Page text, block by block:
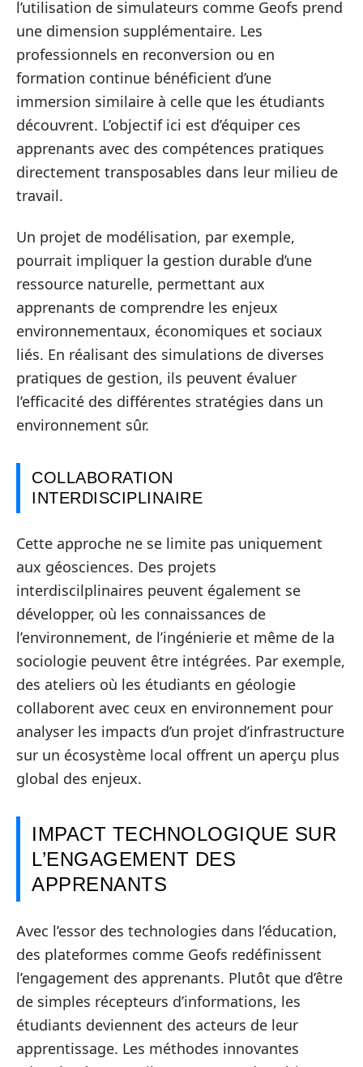
l’utilisation de simulateurs comme Geofs prend
une dimension supplémentaire. Les
professionnels en reconversion ou en
formation continue bénéficient d’une
immersion similaire à celle que les étudiants
découvrent. L’objectif ici est d’équiper ces
apprenants avec des compétences pratiques
directement transposables dans leur milieu de
travail.
Un projet de modélisation, par exemple,
pourrait impliquer la gestion durable d’une
ressource naturelle, permettant aux
apprenants de comprendre les enjeux
environnementaux, économiques et sociaux
liés. En réalisant des simulations de diverses
pratiques de gestion, ils peuvent évaluer
l’efficacité des différentes stratégies dans un
environnement sûr.
COLLABORATION
INTERDISCIPLINAIRE
Cette approche ne se limite pas uniquement
aux géosciences. Des projets
interdiscilplinaires peuvent également se
développer, où les connaissances de
l’environnement, de l’ingénierie et même de la
sociologie peuvent être intégrées. Par exemple,
des ateliers où les étudiants en géologie
collaborent avec ceux en environnement pour
analyser les impacts d’un projet d’infrastructure
sur un écosystème local offrent un aperçu plus
global des enjeux.
IMPACT TECHNOLOGIQUE SUR
L’ENGAGEMENT DES
APPRENANTS
Avec l’essor des technologies dans l’éducation,
des plateformes comme Geofs redéfinissent
l’engagement des apprenants. Plutôt que d’être
de simples récepteurs d’informations, les
étudiants deviennent des acteurs de leur
apprentissage. Les méthodes innovantes